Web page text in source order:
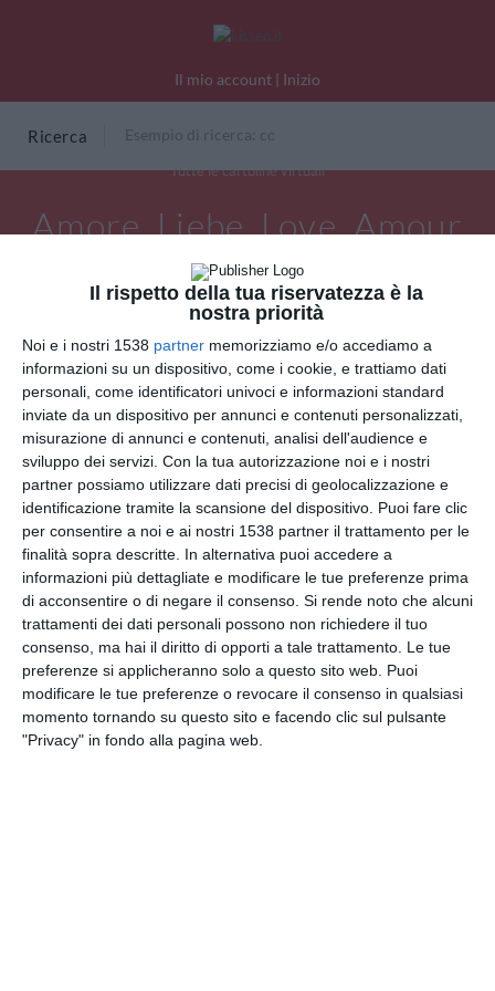
Il rispetto della tua riservatezza è la
nostra priorità
Noi e i nostri 1538 partner memorizziamo e/o accediamo a
informazioni su un dispositivo, come i cookie, e trattiamo dati
personali, come identificatori univoci e informazioni standard
inviate da un dispositivo per annunci e contenuti personalizzati,
misurazione di annunci e contenuti, analisi dell'audience e
sviluppo dei servizi. Con la tua autorizzazione noi e i nostri
partner possiamo utilizzare dati precisi di geolocalizzazione e
identificazione tramite la scansione del dispositivo. Puoi fare clic
per consentire a noi e ai nostri 1538 partner il trattamento per le
finalità sopra descritte. In alternativa puoi accedere a
informazioni più dettagliate e modificare le tue preferenze prima
di acconsentire o di negare il consenso. Si rende noto che alcuni
trattamenti dei dati personali possono non richiedere il tuo
consenso, ma hai il diritto di opporti a tale trattamento. Le tue
preferenze si applicheranno solo a questo sito web. Puoi
modificare le tue preferenze o revocare il consenso in qualsiasi
momento tornando su questo sito e facendo clic sul pulsante
"Privacy" in fondo alla pagina web.
Il mio account | Inizio
Ricerca
Tutte le cartoline virtuali
Amore, Liebe, Love, Amour
INVIA QUESTA CARTOLINA
via Email(GRATUITO)
CONDIVIDI QUESTA
CARTOLINA
Facebook, Twitter, WhatsApp, ...